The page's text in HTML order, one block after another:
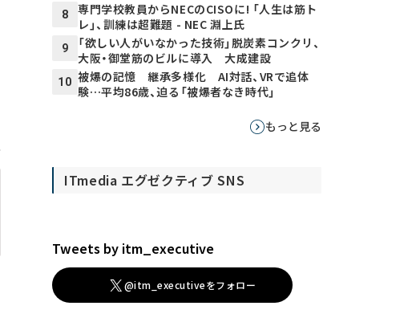
8
専門学校教員からNECのCISOに! 「人生は筋ト
レ」、訓練は超難題 - NEC 淵上氏
9
「欲しい人がいなかった技術」脱炭素コンクリ、
大阪・御堂筋のビルに導入 大成建設
10 被爆の記憶 継承多様化 AI対話、VRで追体
験…平均86歳、迫る「被爆者なき時代」
もっと見る
ITmedia エグゼクティブ SNS
Tweets by itm_executive
@itm_executiveをフォロー